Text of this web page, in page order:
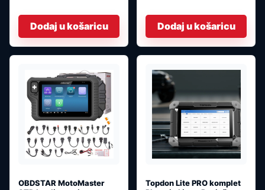
Dodaj u košaricu Dodaj u košaricu
OBDSTAR MotoMaster
Topdon Lite PRO komplet